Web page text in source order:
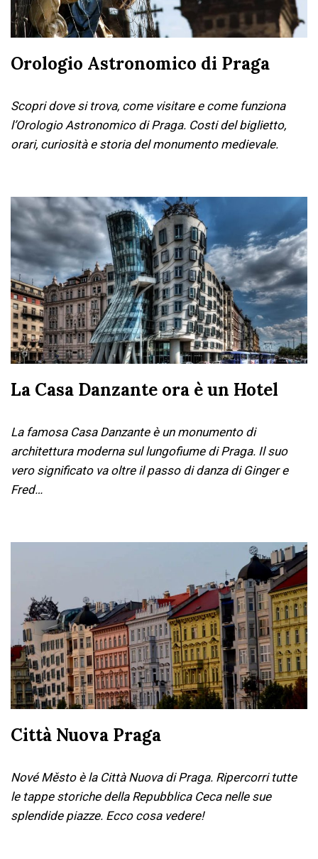
Orologio Astronomico di Praga
Scopri dove si trova, come visitare e come funziona
l’Orologio Astronomico di Praga. Costi del biglietto,
orari, curiosità e storia del monumento medievale.
La Casa Danzante ora è un Hotel
La famosa Casa Danzante è un monumento di
architettura moderna sul lungofiume di Praga. Il suo
vero significato va oltre il passo di danza di Ginger e
Fred…
Città Nuova Praga
Nové Město è la Città Nuova di Praga. Ripercorri tutte
le tappe storiche della Repubblica Ceca nelle sue
splendide piazze. Ecco cosa vedere!